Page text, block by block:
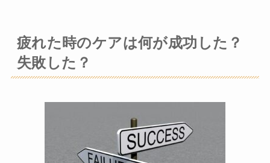
疲れた時のケアは何が成功した？
失敗した？